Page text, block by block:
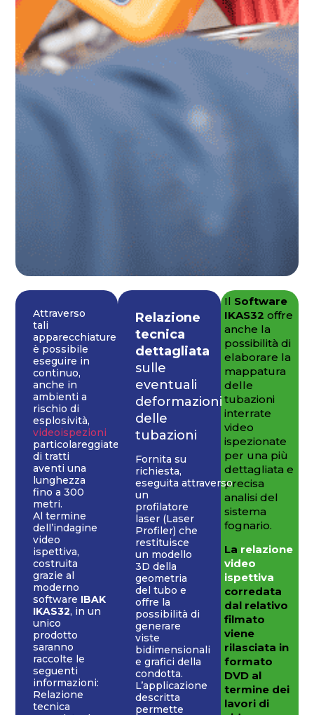
Il Software
IKAS32 offre
anche la
possibilità di
elaborare la
mappatura
delle
tubazioni
interrate
video
ispezionate
per una più
dettagliata e
precisa
analisi del
sistema
fognario.
La relazione
video
ispettiva
corredata
dal relativo
filmato
viene
rilasciata in
formato
DVD al
termine dei
lavori di
Attraverso
tali
apparecchiature
è possibile
eseguire in
continuo,
anche in
ambienti a
rischio di
esplosività,
videoispezioni
particolareggiate
di tratti
aventi una
lunghezza
fino a 300
metri.
Al termine
dell’indagine
video
ispettiva,
costruita
grazie al
moderno
software IBAK
IKAS32, in un
unico
prodotto
saranno
raccolte le
seguenti
informazioni:
Relazione
tecnica
Relazione
tecnica
dettagliata
sulle
eventuali
deformazioni
delle
tubazioni
Fornita su
richiesta,
eseguita attraverso
un
profilatore
laser (Laser
Profiler) che
restituisce
un modello
3D della
geometria
del tubo e
offre la
possibilità di
generare
viste
bidimensionali
e grafici della
condotta.
L’applicazione
descritta
permette